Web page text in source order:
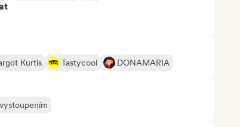
Kurtis Tastycool DONAMARIA